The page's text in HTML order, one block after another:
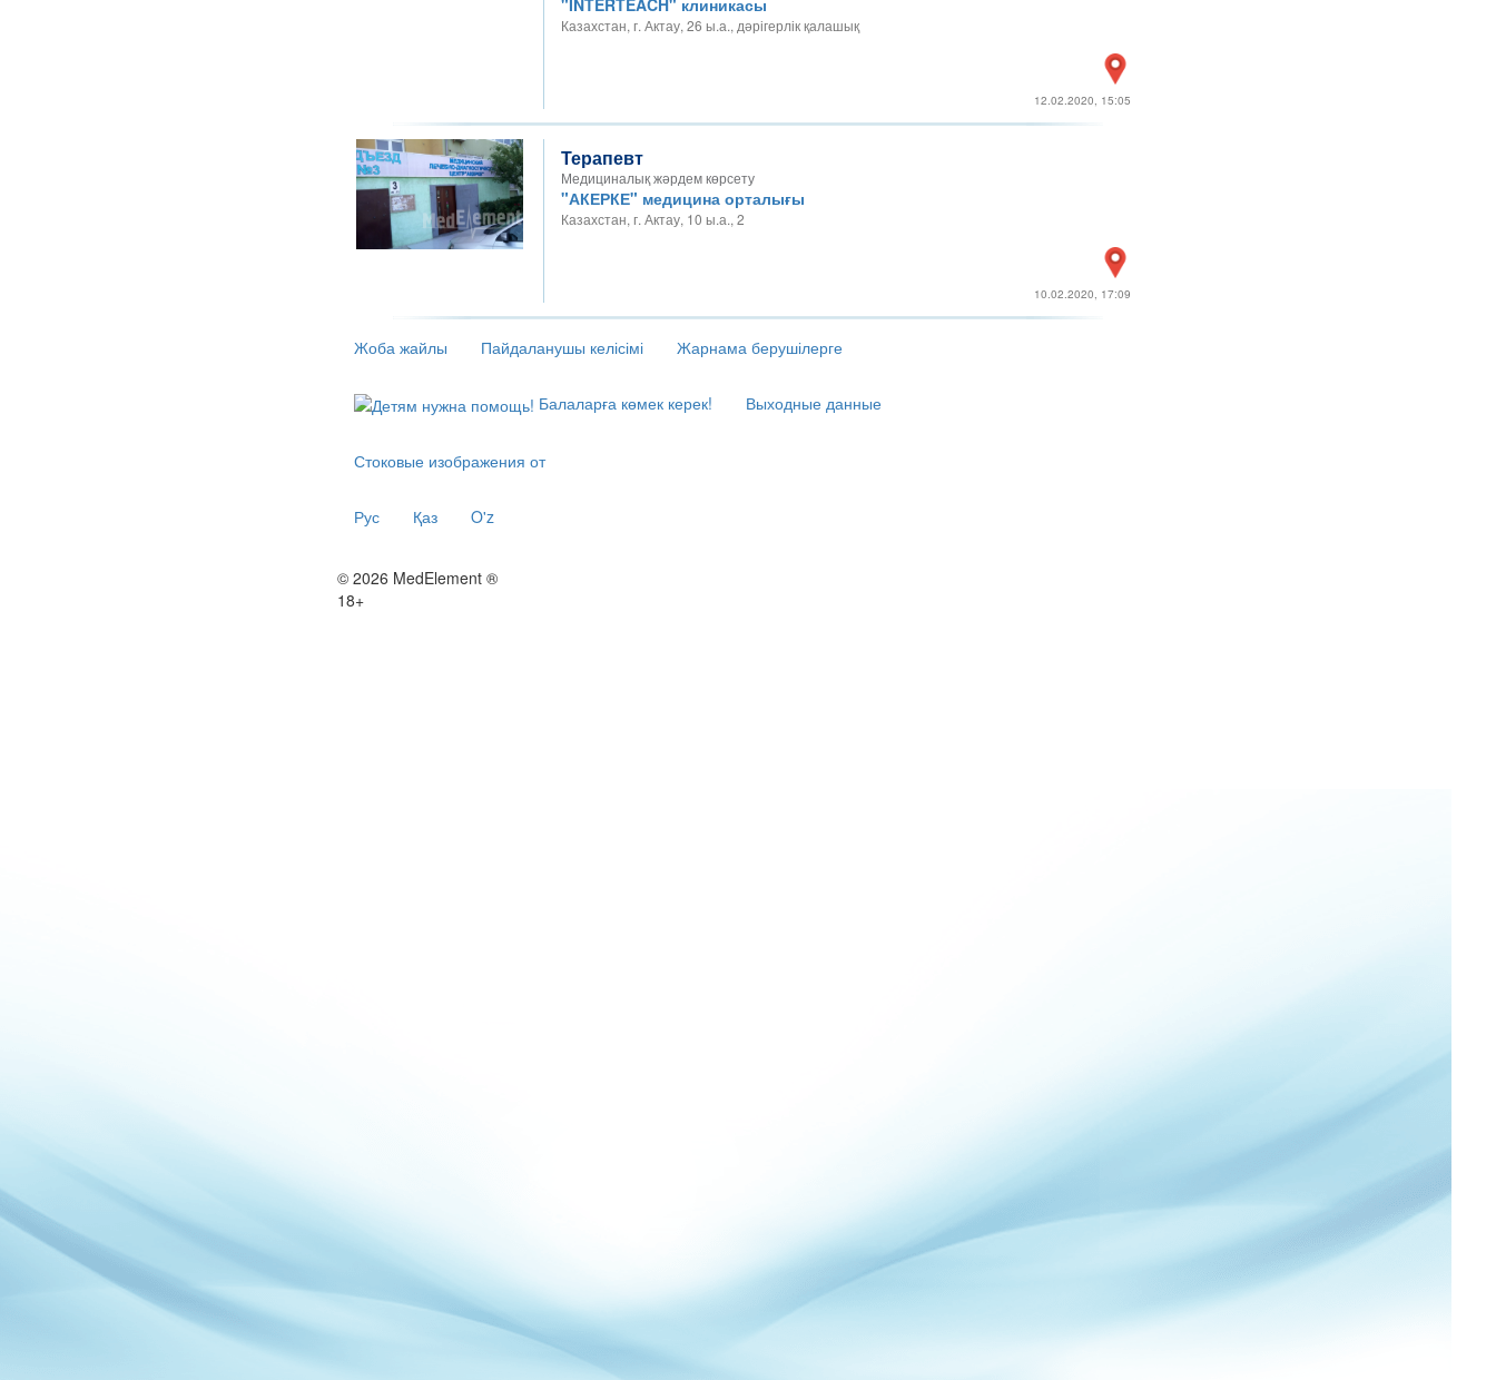
"INTERTEACH" клиникасы
Казахстан, г. Актау, 26 ы.а., дәрігерлік қалашық
12.02.2020, 15:05
Терапевт
Медициналық жәрдем көрсету
"АКЕРКЕ" медицина орталығы
Казахстан, г. Актау, 10 ы.а., 2
10.02.2020, 17:09
Жоба жайлы Пайдаланушы келісімі Жарнама берушілерге
Балаларға көмек керек! Выходные данные
Стоковые изображения от
Рус Қаз O'z
© 2026 MedElement ®
18+